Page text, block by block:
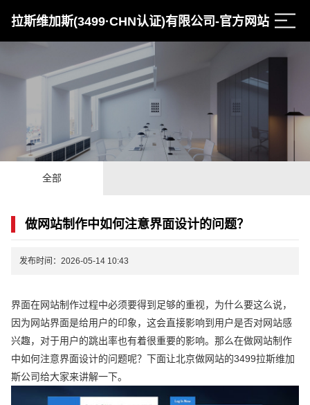
拉斯维加斯(3499·CHN认证)有限公司-官方网站
全部
做网站制作中如何注意界面设计的问题？
发布时间：2026-05-14 10:43
界面在网站制作过程中必须要得到足够的重视，为什么要这么说，
因为网站界面是给用户的印象，这会直接影响到用户是否对网站感
兴趣，对于用户的跳出率也有着很重要的影响。那么在做网站制作
中如何注意界面设计的问题呢？下面让北京做网站的3499拉斯维加
斯公司给大家来讲解一下。